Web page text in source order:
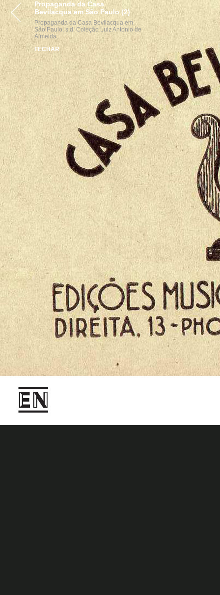
VISITE ACERVOS
Propaganda da Casa
Bevilacqua em São Paulo (2)
Propaganda da Casa Bevilacqua em
São Paulo, s.d. Coleção Luiz Antonio de
Almeida.
FECHAR
realização parcerias